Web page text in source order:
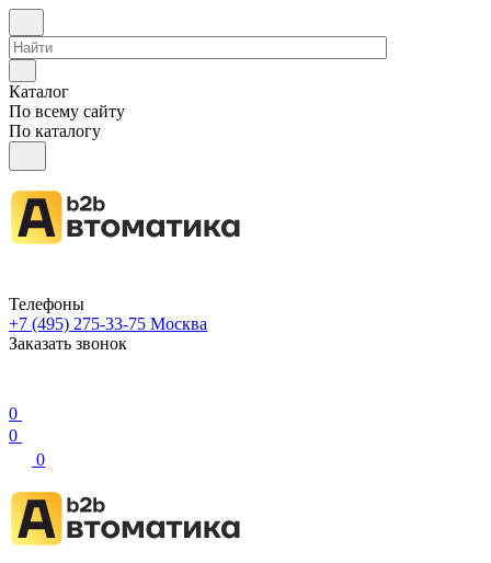
Каталог
По всему сайту
По каталогу
Телефоны
+7 (495) 275-33-75 Москва
Заказать звонок
0
0
0